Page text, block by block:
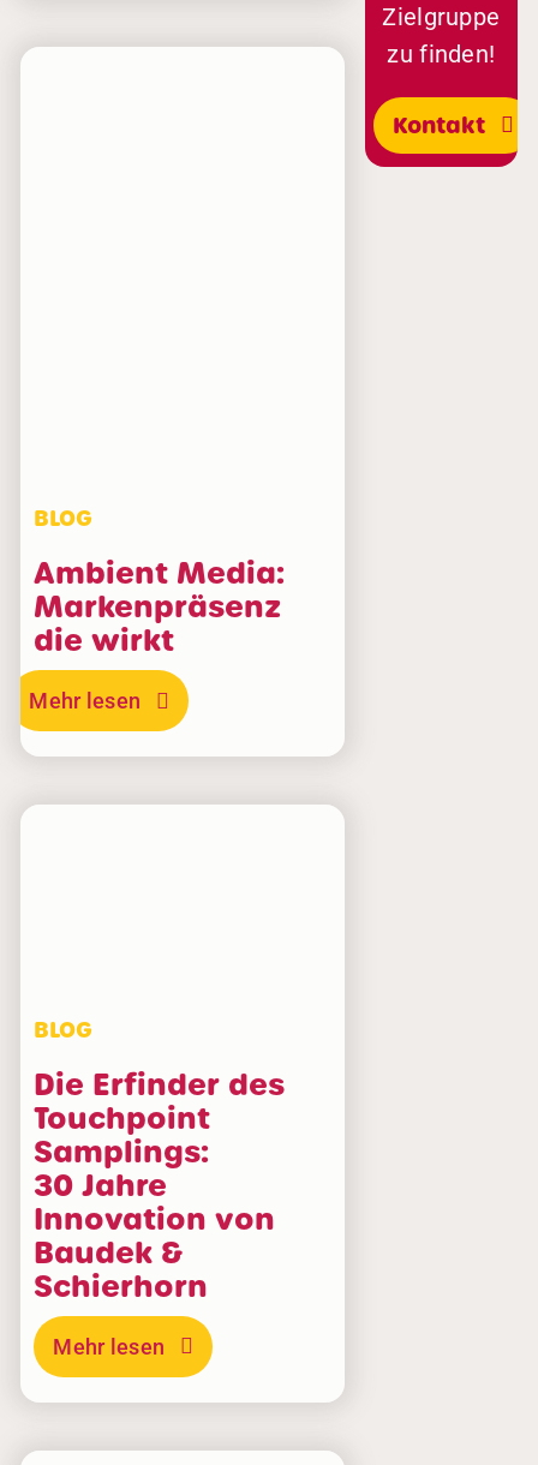
BLOG
Ambient Media:
Markenpräsenz
die wirkt
Mehr lesen
BLOG
Die Erfinder des
Touchpoint
Samplings:
30 Jahre
Innovation von
Baudek &
Schierhorn
Mehr lesen
Zielgruppe
zu finden!
Kontakt